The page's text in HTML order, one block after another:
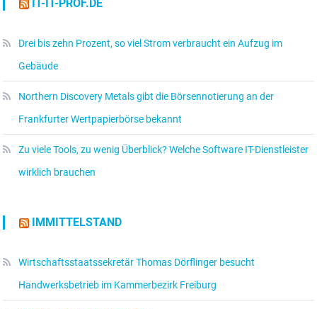
IT-IT-PROF.DE
Drei bis zehn Prozent, so viel Strom verbraucht ein Aufzug im
Gebäude
Northern Discovery Metals gibt die Börsennotierung an der
Frankfurter Wertpapierbörse bekannt
Zu viele Tools, zu wenig Überblick? Welche Software IT-Dienstleister
wirklich brauchen
IMMITTELSTAND
Wirtschaftsstaatssekretär Thomas Dörflinger besucht
Handwerksbetrieb im Kammerbezirk Freiburg